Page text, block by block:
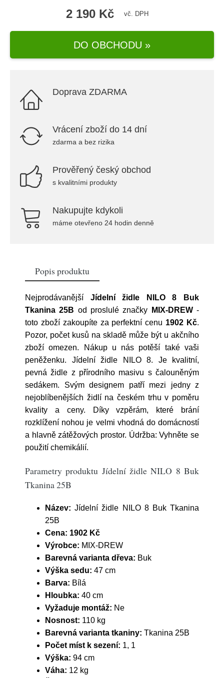
2 190 Kč vč. DPH
DO OBCHODU »
Doprava ZDARMA
Vrácení zboží do 14 dní
zdarma a bez rizika
Prověřený český obchod
s kvalitními produkty
Nakupujte kdykoli
máme otevřeno 24 hodin denně
Popis produktu
Nejprodávanější Jídelní židle NILO 8 Buk
Tkanina 25B od proslulé značky MIX-DREW-
toto zboží zakoupíte za perfektní cenu 1902 Kč.
Pozor, počet kusů na skladě může být u akčního
zboží omezen. Nákup u nás potěší také vaši
peněženku. Jídelní židle NILO 8. Je kvalitní,
pevná židle z přírodního masivu s čalouněným
sedákem. Svým designem patří mezi jedny z
nejoblíbenějších židlí na českém trhu v poměru
kvality a ceny. Díky vzpěrám, které brání
rozklížení nohou je velmi vhodná do domácností
a hlavně zátěžových prostor. Údržba: Vyhněte se
použití chemikálií.
Parametry produktu Jídelní židle NILO 8 Buk
Tkanina 25B
Název: Jídelní židle NILO 8 Buk Tkanina
25B
Cena: 1902 Kč
Výrobce: MIX-DREW
Barevná varianta dřeva: Buk
Výška sedu: 47 cm
Barva: Bílá
Hloubka: 40 cm
Vyžaduje montáž: Ne
Nosnost: 110 kg
Barevná varianta tkaniny: Tkanina 25B
Počet míst k sezení: 1, 1
Výška: 94 cm
Váha: 12 kg